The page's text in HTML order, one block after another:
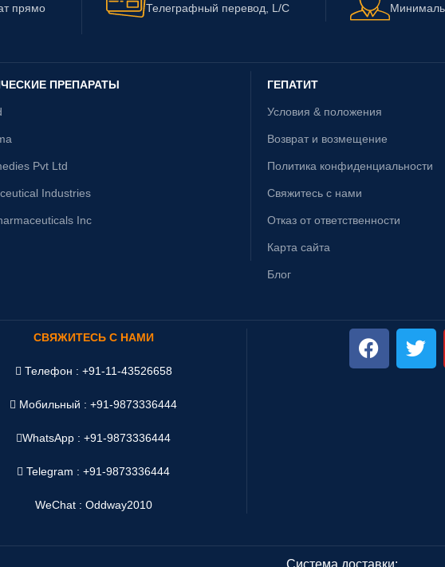
прямо
Телеграфный перевод, L/C
ПРЕПАРАТЫ
Pvt Ltd
Industries
Inc
ГЕПАТИТ
Условия & положения
Возврат и возмещение
Политика конфиденциальности
Свяжитесь с нами
Отказ от ответственности
Карта сайта
Блог
СВЯЖИТЕСЬ С НАМИ
Телефон : +91-11-43526658
Мобильный : +91-9873336444
WhatsApp :+91-9873336444
Telegram : +91-9873336444
WeChat : Oddway2010
Система доставки: